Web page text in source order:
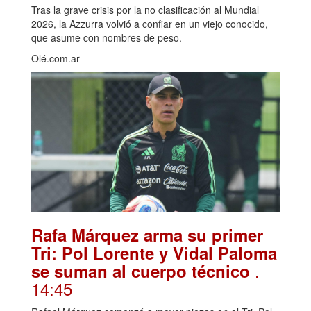
Tras la grave crisis por la no clasificación al Mundial
2026, la Azzurra volvió a confiar en un viejo conocido,
que asume con nombres de peso.
Olé.com.ar
Rafa Márquez arma su primer
Tri: Pol Lorente y Vidal Paloma
se suman al cuerpo técnico .
14:45